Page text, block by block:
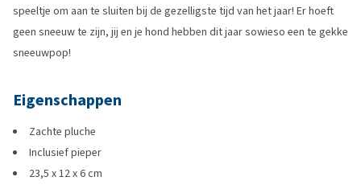
speeltje om aan te sluiten bij de gezelligste tijd van het jaar! Er hoeft
geen sneeuw te zijn, jij en je hond hebben dit jaar sowieso een te gekke
sneeuwpop!
Eigenschappen
Zachte pluche
Inclusief pieper
23,5 x 12 x 6 cm